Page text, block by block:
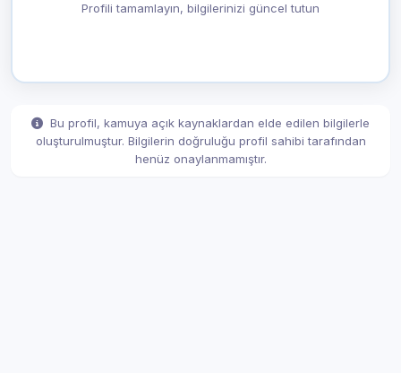
Profili tamamlayın, bilgilerinizi güncel tutun
Bu profil, kamuya açık kaynaklardan elde edilen bilgilerle
oluşturulmuştur. Bilgilerin doğruluğu profil sahibi tarafından
henüz onaylanmamıştır.